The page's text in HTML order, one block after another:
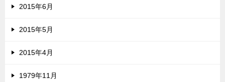
2015年6月
2015年5月
2015年4月
1979年11月